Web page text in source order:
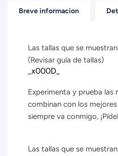
Breve informacion
Las tallas que se
(Revisar guía de tallas)
_x000D_
Experimenta y prueba las
combinan con los
siempre va conmigo,
Las tallas que se